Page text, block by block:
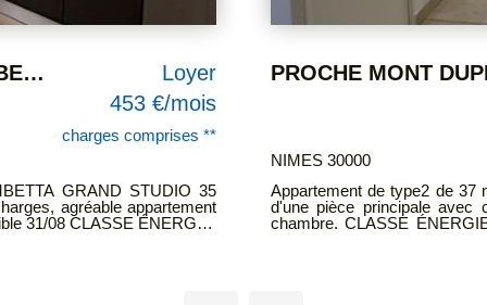
PROCHE MONT DUPLAN P2 36.66 M² TRES AJOURÉ
Loyer
507 €/mois
charges comprises **
très ajouré composé
d'eau avec WC et d'une
NIMES 30000
NIMES, QUARTIER ROUTE
4 pièces principales situé au 2ème
se compose d'une entrée